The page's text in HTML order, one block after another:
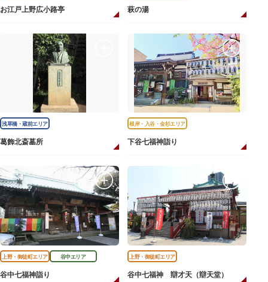
お江戸上野広小路亭 萩の湯
浅草橋・蔵前エリア
葛飾北斎墓所
根岸・入谷・金杉エリア
下谷七福神詣り
上野・御徒町エリア 谷中エリア
谷中七福神詣り
上野・御徒町エリア
谷中七福神 辯才天（辯天堂）